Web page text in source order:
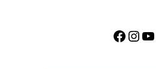
Facebook InstagramYouTube